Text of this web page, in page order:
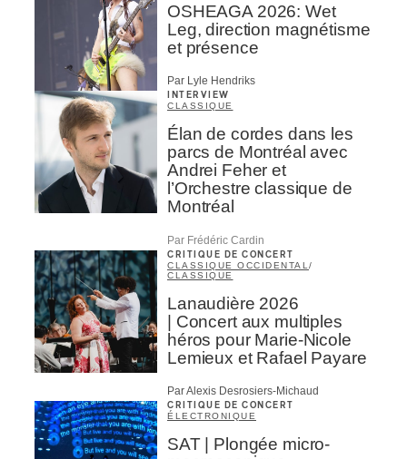
OSHEAGA 2026: Wet
Leg, direction magnétisme
et présence
Par Lyle Hendriks
INTERVIEW
CLASSIQUE
Élan de cordes dans les
parcs de Montréal avec
Andrei Feher et
l’Orchestre classique de
Montréal
Par Frédéric Cardin
CRITIQUE DE CONCERT
CLASSIQUE OCCIDENTAL /
CLASSIQUE
Lanaudière 2026
| Concert aux multiples
héros pour Marie-Nicole
Lemieux et Rafael Payare
Par Alexis Desrosiers-Michaud
CRITIQUE DE CONCERT
ÉLECTRONIQUE
SAT | Plongée micro-